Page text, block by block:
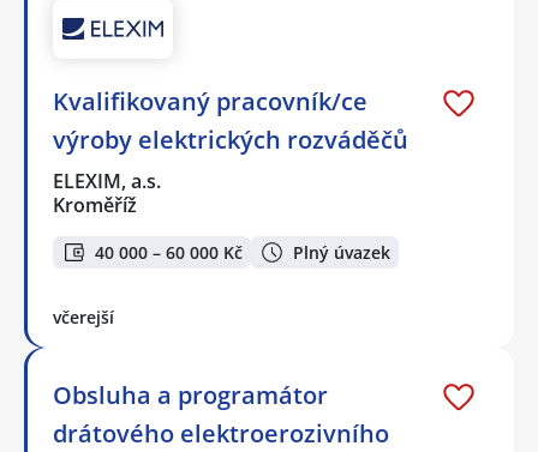
Kvalifikovaný pracovník/ce
výroby elektrických rozváděčů
ELEXIM, a.s.
Kroměříž
40 000 – 60 000 Kč Plný úvazek
včerejší
Obsluha a programátor
drátového elektroerozivního